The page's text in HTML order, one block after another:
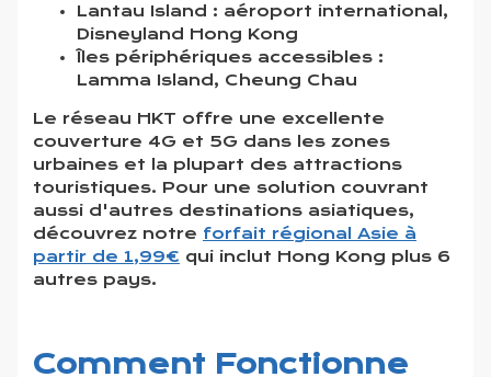
Lantau Island : aéroport international,
Disneyland Hong Kong
Îles périphériques accessibles :
Lamma Island, Cheung Chau
Le réseau HKT offre une excellente
couverture 4G et 5G dans les zones
urbaines et la plupart des attractions
touristiques. Pour une solution couvrant
aussi d'autres destinations asiatiques,
découvrez notre forfait régional Asie à
partir de 1,99€ qui inclut Hong Kong plus 6
autres pays.
Comment Fonctionne